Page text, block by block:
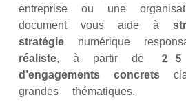
entreprise ou une
document vous aide à
stratégie numérique
réaliste, à partir de
25
d’engagements concrets
grandes thématiques.